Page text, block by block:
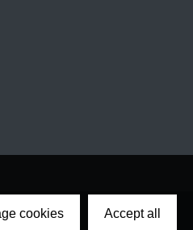
cookies Accept all